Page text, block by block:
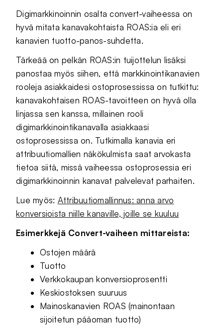
Digimarkkinoinnin osalta convert-vaiheessa on
hyvä mitata kanavakohtaista ROAS:ia eli eri
kanavien tuotto-panos-suhdetta.
Tärkeää on pelkän ROAS:in tuijottelun lisäksi
panostaa myös siihen, että markkinointikanavien
rooleja asiakkaidesi ostoprosessissa on tutkittu:
kanavakohtaisen ROAS-tavoitteen on hyvä olla
linjassa sen kanssa, millainen rooli
digimarkkinointikanavalla asiakkaasi
ostoprosessissa on. Tutkimalla kanavia eri
attribuutiomallien näkökulmista saat arvokasta
tietoa siitä, missä vaiheessa ostoprosessia eri
digimarkkinoinnin kanavat palvelevat parhaiten.
Lue myös: Attribuutiomallinnus: anna arvo
konversioista niille kanaville, joille se kuuluu
Esimerkkejä Convert-vaiheen mittareista:
Ostojen määrä
Tuotto
Verkkokaupan konversioprosentti
Keskiostoksen suuruus
Mainoskanavien ROAS (mainontaan
sijoitetun pääoman tuotto)